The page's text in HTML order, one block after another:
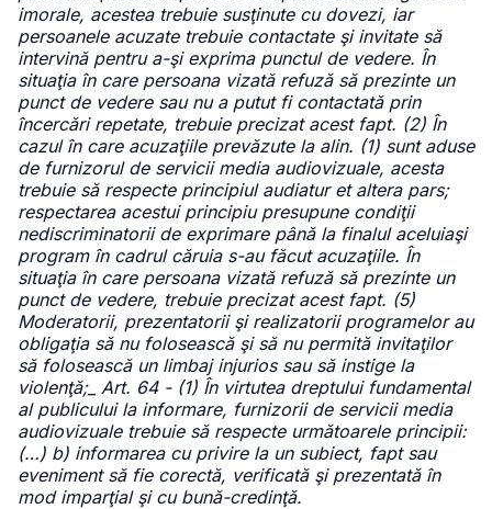
imorale, acestea trebuie susţinute cu dovezi, iar
persoanele acuzate trebuie contactate şi invitate să
intervină pentru a-şi exprima punctul de vedere. În
situaţia în care persoana vizată refuză să prezinte un
punct de vedere sau nu a putut fi contactată prin
încercări repetate, trebuie precizat acest fapt. (2) În
cazul în care acuzaţiile prevăzute la alin. (1) sunt aduse
de furnizorul de servicii media audiovizuale, acesta
trebuie să respecte principiul audiatur et altera pars;
respectarea acestui principiu presupune condiţii
nediscriminatorii de exprimare până la finalul aceluiaşi
program în cadrul căruia s-au făcut acuzaţiile. În
situaţia în care persoana vizată refuză să prezinte un
punct de vedere, trebuie precizat acest fapt. (5)
Moderatorii, prezentatorii şi realizatorii programelor au
obligaţia să nu folosească şi să nu permită invitaţilor
să folosească un limbaj injurios sau să instige la
violenţă;_ Art. 64 - (1) În virtutea dreptului fundamental
al publicului la informare, furnizorii de servicii media
audiovizuale trebuie să respecte următoarele principii:
(…) b) informarea cu privire la un subiect, fapt sau
eveniment să fie corectă, verificată şi prezentată în
mod imparţial şi cu bună-credinţă.